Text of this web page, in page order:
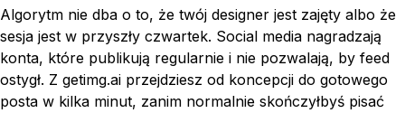
Algorytm nie dba o to, że twój designer jest zajęty albo że
sesja jest w przyszły czwartek. Social media nagradzają
konta, które publikują regularnie i nie pozwalają, by feed
ostygł. Z getimg.ai przejdziesz od koncepcji do gotowego
posta w kilka minut, zanim normalnie skończyłbyś pisać